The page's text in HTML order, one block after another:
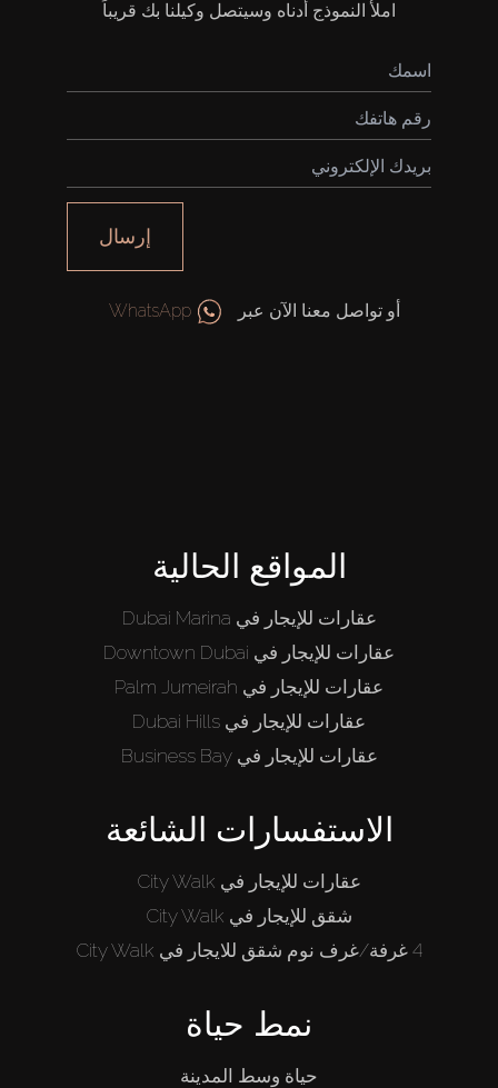
قيد الإنشاء
املأ النموذج أدناه وسيتصل وكيلنا بك قريباً
إرسال
أو تواصل معنا الآن عبر WhatsApp
المواقع الحالية
عقارات للإيجار في Dubai Marina
عقارات للإيجار في Downtown Dubai
عقارات للإيجار في Palm Jumeirah
عقارات للإيجار في Dubai Hills
عقارات للإيجار في Business Bay
الاستفسارات الشائعة
عقارات للإيجار في City Walk
شقق للإيجار في City Walk
4 غرفة/غرف نوم شقق للايجار في City Walk
نمط حياة
حياة وسط المدينة